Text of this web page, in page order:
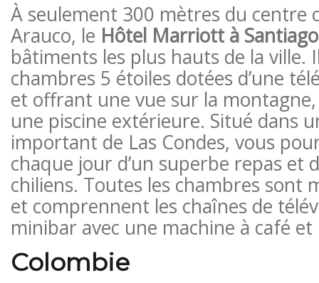
À seulement 300 mètres du centre
Arauco, le Hôtel Marriott à Santiago
bâtiments les plus hauts de la ville.
chambres 5 étoiles dotées d’une
et offrant une vue sur la
une piscine extérieure. Situé dans
important de Las Condes, vous
chaque jour d’un superbe repas et
chiliens. Toutes les chambres sont
et comprennent les chaînes de
minibar avec une machine à café
Colombie